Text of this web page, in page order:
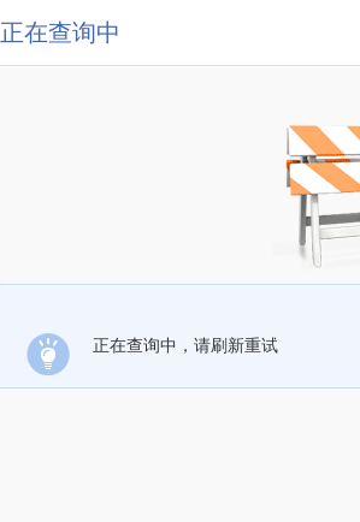
正在查询中
正在查询中，请刷新重试